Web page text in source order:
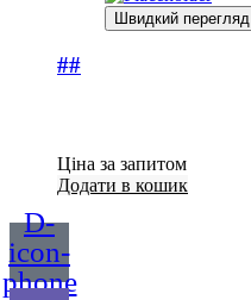
Швидкий перегляд
##
Ціна за запитом
Додати в кошик
D-
icon-
phone